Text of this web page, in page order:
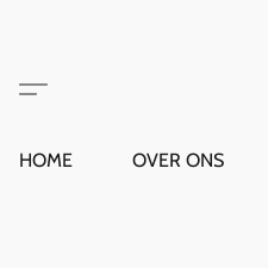
HOME OVER ONS